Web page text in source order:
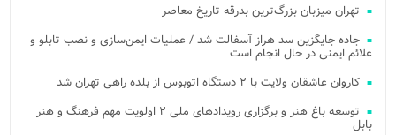
تهران میزبان بزرگ‌ترین بدرقه تاریخ معاصر
جاده جایگزین سد هراز آسفالت شد / عملیات ایمن‌سازی و نصب تابلو و
علائم ایمنی در حال انجام است
کاروان عاشقان ولایت با ۲ دستگاه اتوبوس از بلده راهی تهران شد
توسعه باغ هنر و برگزاری رویدادهای ملی ۲ اولویت مهم فرهنگ و هنر
بابل